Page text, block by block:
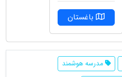
باغستان
مدرسه هوشمند